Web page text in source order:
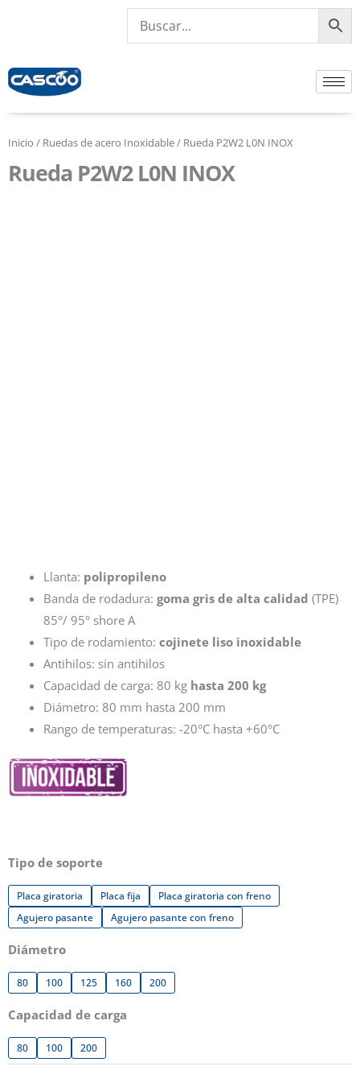
Inicio / Ruedas de acero Inoxidable/ Rueda P2W2 L0N INOX
Rueda P2W2 L0N INOX
Llanta: polipropileno
Banda de rodadura: goma gris de alta calidad (TPE)
85°/ 95° shore A
Tipo de rodamiento: cojinete liso inoxidable
Antihilos: sin antihilos
Capacidad de carga: 80 kg hasta 200 kg
Diámetro: 80 mm hasta 200 mm
Rango de temperaturas: -20°C hasta +60°C
Tipo de soporte
Placa giratoria Placa fija
Placa giratoria con freno
Agujero pasante
Agujero pasante con freno
Diámetro
80 100 125 160 200
Capacidad de carga
80 100 200